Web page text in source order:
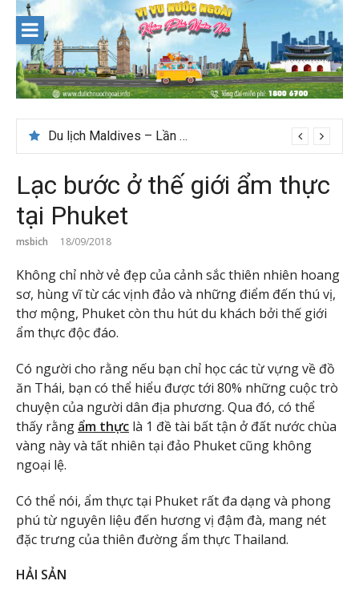
content
Du lịch Maldives – Lần đầu nên đi đâu, chơi gì?
Lạc bước ở thế giới ẩm thực
tại Phuket
msbich 18/09/2018
Không chỉ nhờ vẻ đẹp của cảnh sắc thiên nhiên hoang
sơ, hùng vĩ từ các vịnh đảo và những điểm đến thú vị,
thơ mộng, Phuket còn thu hút du khách bởi thế giới
ẩm thực độc đáo.
Có người cho rằng nếu bạn chỉ học các từ vựng về đồ
ăn Thái, bạn có thể hiểu được tới 80% những cuộc trò
chuyện của người dân địa phương. Qua đó, có thể
thấy rằngẩm thực là 1 đề tài bất tận ở đất nước chùa
vàng này và tất nhiên tại đảo Phuket cũng không
ngoại lệ.
Có thể nói, ẩm thực tại Phuket rất đa dạng và phong
phú từ nguyên liệu đến hương vị đậm đà, mang nét
đặc trưng của thiên đường ẩm thực Thailand.
HẢI SẢN